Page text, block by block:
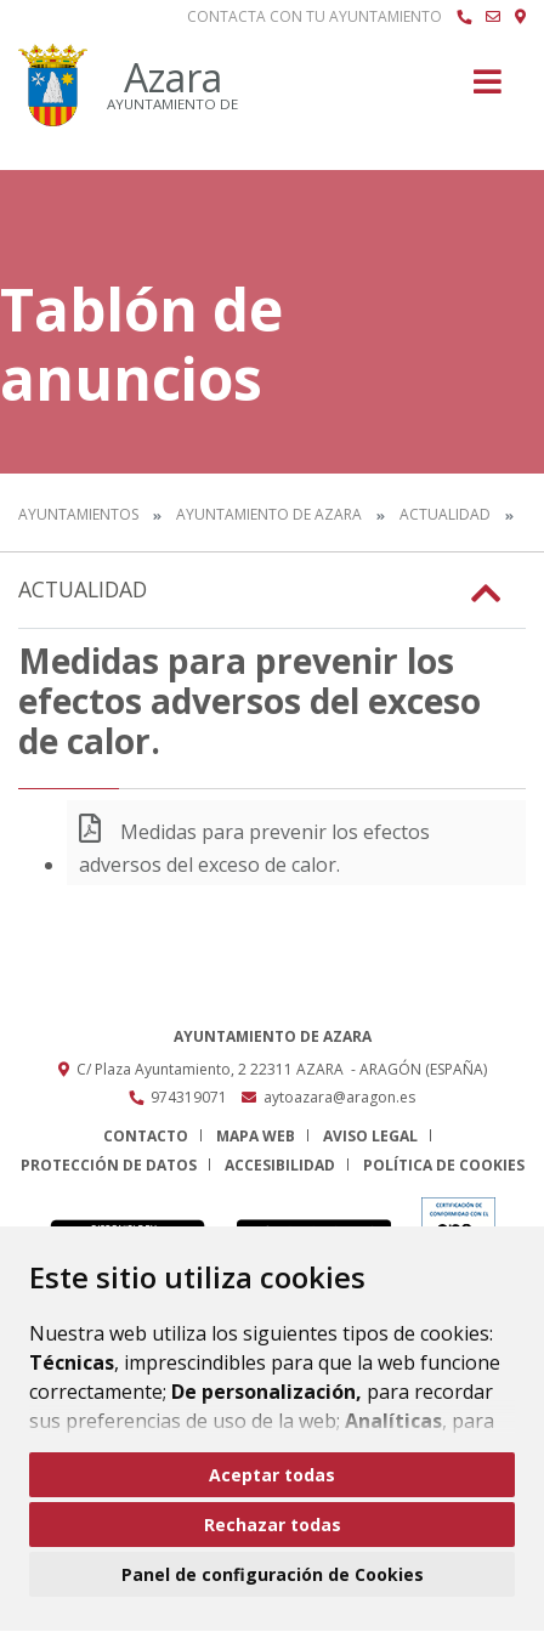
Este sitio utiliza cookies
Nuestra web utiliza los siguientes tipos de cookies:
Técnicas, imprescindibles para que la web funcione
correctamente; De personalización, para recordar
sus preferencias de uso de la web; Analíticas, para
mejorar el funcionamiento de la web y sus servicios.
Si acepta pulsando el botón“Aceptar todas”
consideramos que acepta su uso. Si pulsa el botón
ninguna acción, se guardarán las cookies técnicas
Aceptar todas
Rechazar todas
Panel de configuración de Cookies
CONTACTA CON TU AYUNTAMIENTO
Azara
AYUNTAMIENTO DE
Tablón de
anuncios
AYUNTAMIENTOS AYUNTAMIENTO DE AZARA ACTUALIDAD
ACTUALIDAD
Medidas para prevenir los
efectos adversos del exceso
de calor.
Medidas para prevenir los efectos
adversos del exceso de calor.
AYUNTAMIENTO DE AZARA
C/ Plaza Ayuntamiento, 222311 AZARA - ARAGÓN (ESPAÑA)
974319071
aytoazara@aragon.es
CONTACTO
MAPA WEB
AVISO LEGAL
PROTECCIÓN DE DATOS
ACCESIBILIDAD POLÍTICA DE COOKIES